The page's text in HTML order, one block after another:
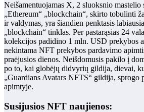
Neišamentuojamas X, 2 sluoksnio mastelio
„Ethereum“ „blockchain“, skirto tobulinti
ir valdymas, yra šiandien penktasis
„blockchain“ tinklas. Per pastarąsias 24
kolekcijos padidino 1 mln. USD prekybos
nekintama NFT prekybos pardavimo
praėjusios dienos. Neišdomusis pakilo į
po to, kai globėjų didvyrių gildija, dievai,
„Guardians Avatars NFTS“ gildija, sprogo
apimtyje.
Susijusios NFT naujienos: